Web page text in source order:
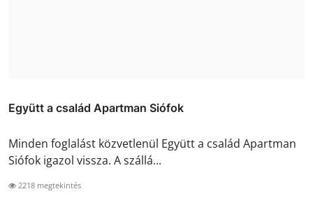
Együtt a család Apartman Siófok
Minden foglalást közvetlenül Együtt a család Apartman
Siófok igazol vissza. A szállá...
2218 megtekintés